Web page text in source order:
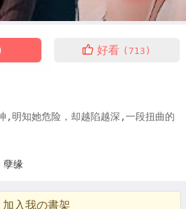
好看 (713)
,明知她危险，却越陷越深,一段扭曲的
孽缘
入我の書架